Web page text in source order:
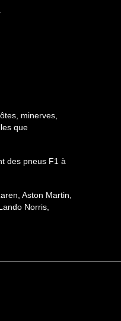
minerves,
que
des pneus F1 à
Aston Martin,
Norris,